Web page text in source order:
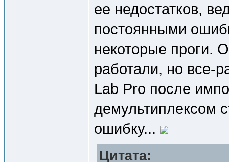
ее недостатков,
постоянными
некоторые проги.
работали, но все-
Lab Pro после
демультиплексом
ошибку...
Цитата: